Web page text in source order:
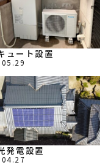
ュート設置
発電設置